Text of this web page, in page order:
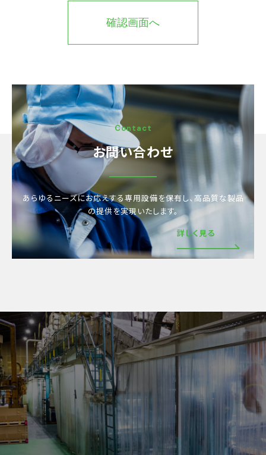
Contact
お問い合わせ
あらゆるニーズにお応えする専用設備を保有し、 高品質な製品
の提供を実現いたします。
詳しく見る